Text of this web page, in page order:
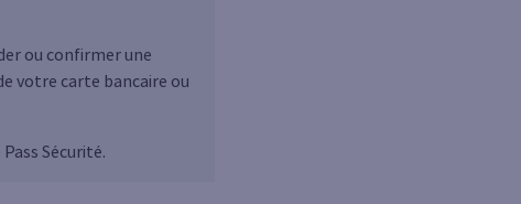
ou confirmer une
votre carte bancaire ou
Sécurité.